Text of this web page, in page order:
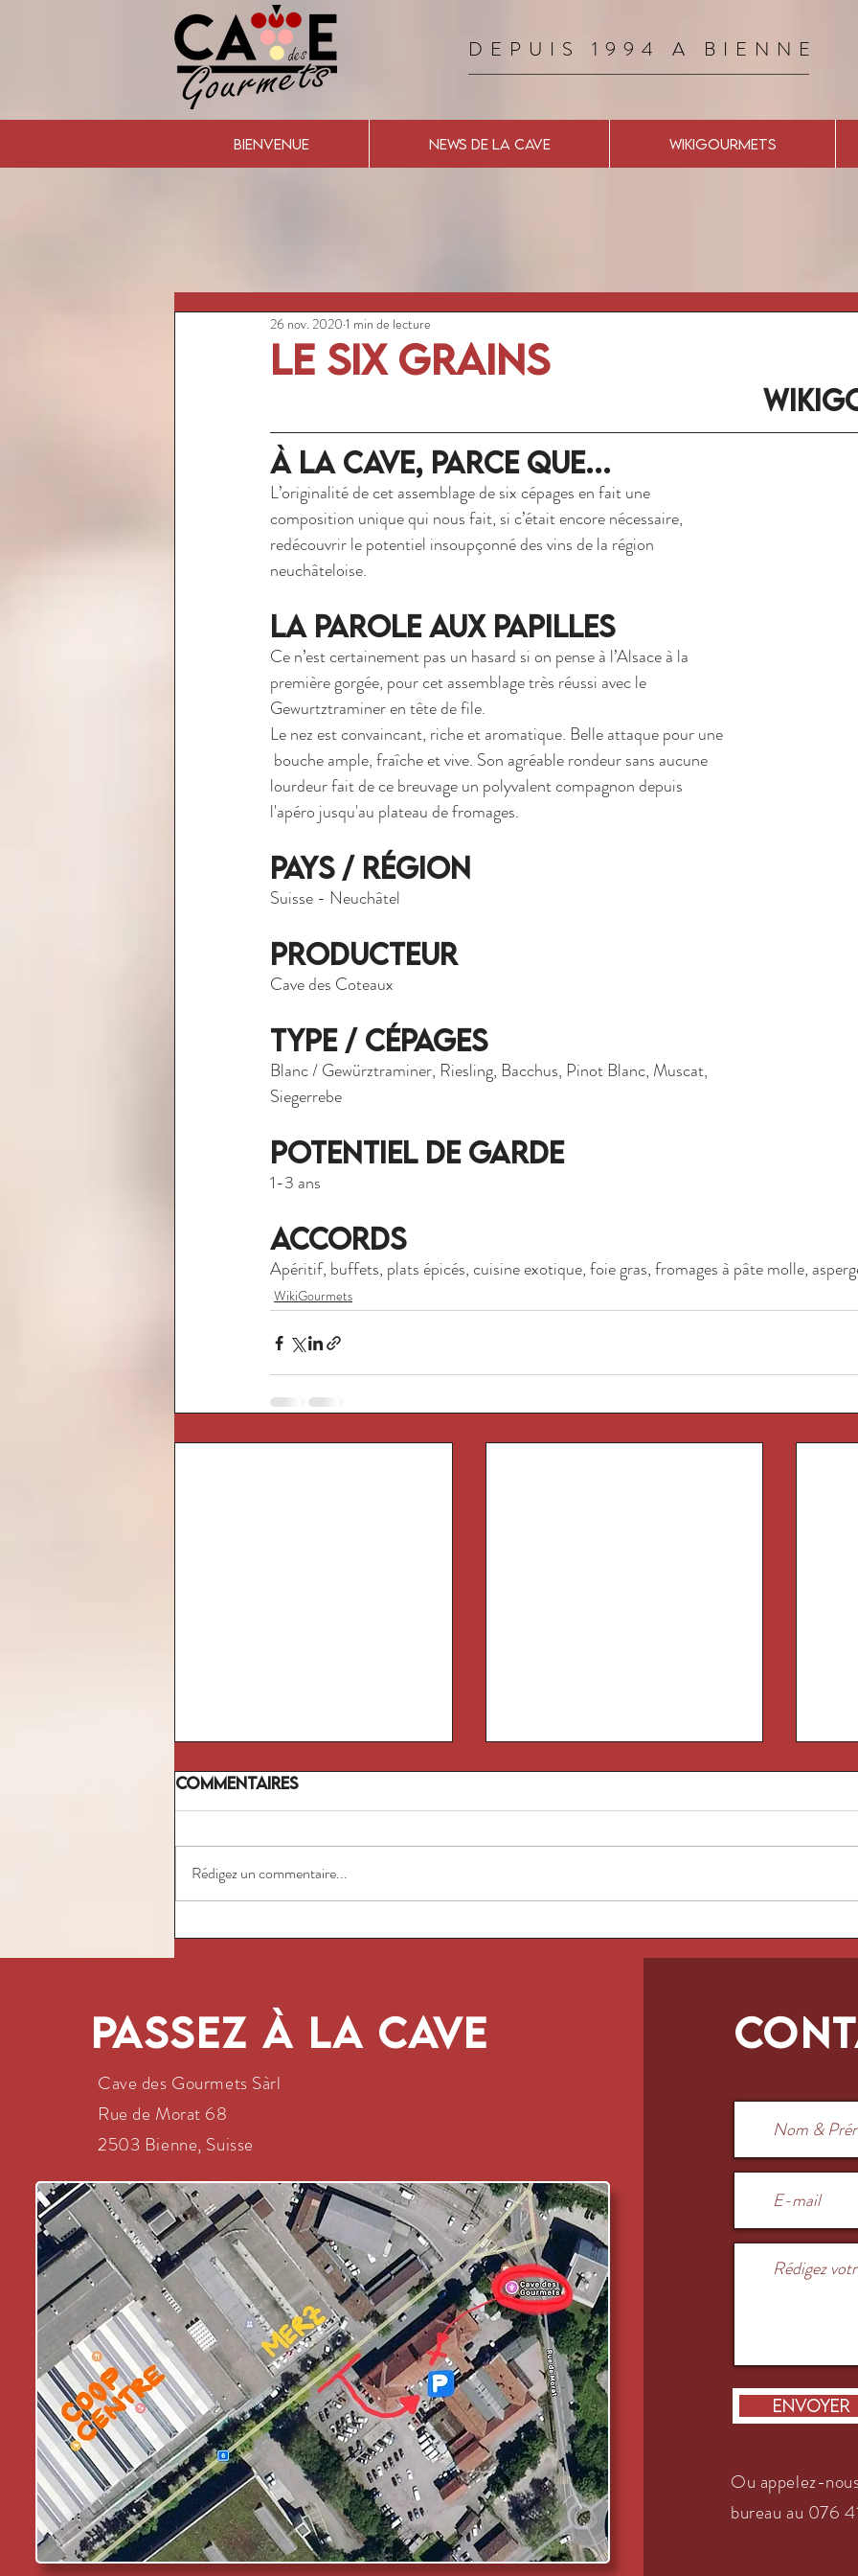
DEPUIS 1994 A BIENNE
BIENVENUE NEWS DE LA CAVE WIKIGOURMETS
Le Six Grains
26 nov. 2020 1 min de lecture
à la cave, parce que...
L’originalité de cet assemblage de six cépages en fait une
composition unique qui nous fait, si c’était encore nécessaire,
redécouvrir le potentiel insoupçonné des vins de la région
neuchâteloise.
La Parole aux Papilles
Ce n’est certainement pas un hasard si on pense à l’Alsace à la
première gorgée, pour cet assemblage très réussi avec le
Gewurtztraminer en tête de file.
Le nez est convaincant, riche et aromatique. Belle attaque pour une
bouche ample, fraîche et vive. Son agréable rondeur sans aucune
lourdeur fait de ce breuvage un polyvalent compagnon depuis
l'apéro jusqu'au plateau de fromages.
Pays / Région
Suisse - Neuchâtel
Producteur
Cave des Coteaux
Type / Cépages
Blanc / Gewürztraminer, Riesling, Bacchus, Pinot Blanc, Muscat,
Siegerrebe
Potentiel de garde
1-3 ans
Accords
Apéritif, buffets, plats épicés, cuisine exotique, foie gras, fromages à pâte molle,
WikiGourmets
Commentaires
Rédigez un commentaire...
Passez à la cave
Cave des Gourmets Sàrl
Rue de Morat 68
2503 Bienne, Suisse
Envoyer
Ou appelez-
bureau au 076